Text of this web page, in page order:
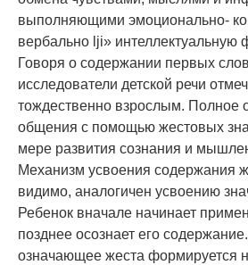
выполняющими эмоционально-
вербально lji» интеллектуальную
Говоря о содержании первых
исследователи детской речи
тождественно взрослым. Полное
общения с помощью жестовых
мере развития сознания и
Механизм усвоения содержания
видимо, аналогичен усвоению
Ребенок вначале начинает
позднее осознает его
означающее жеста формируется